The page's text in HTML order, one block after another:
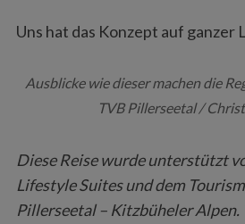
Uns hat das Konzept auf ganzer
Ausblicke wie dieser machen die
TVB Pillerseetal /
Diese Reise wurde unterstützt
Lifestyle Suites und dem
Pillerseetal – Kitzbüheler Alpen.